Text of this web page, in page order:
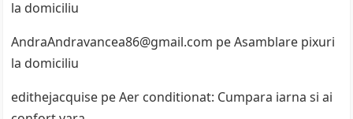
la domiciliu
AndraAndravancea86@gmail.com peAsamblare pixuri
la domiciliu
edithejacquise peAer conditionat: Cumpara iarna si ai